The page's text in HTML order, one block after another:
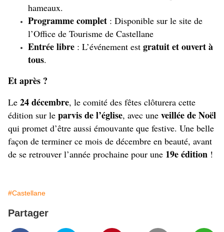
hameaux.
Programme complet : Disponible sur le site de
l’Office de Tourisme de Castellane
Entrée libre : L’événement est gratuit et ouvert à
tous.
Et après ?
Le 24 décembre, le comité des fêtes clôturera cette
édition sur le parvis de l’église, avec une veillée de Noël
qui promet d’être aussi émouvante que festive. Une belle
façon de terminer ce mois de décembre en beauté, avant
de se retrouver l’année prochaine pour une 19e édition !
#Castellane
Partager